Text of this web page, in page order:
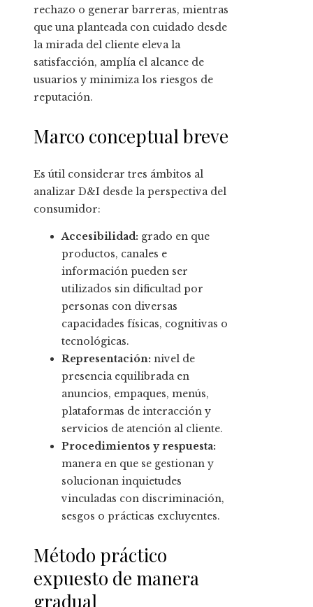
rechazo o generar barreras, mientras
que una planteada con cuidado desde
la mirada del cliente eleva la
satisfacción, amplía el alcance de
usuarios y minimiza los riesgos de
reputación.
Marco conceptual breve
Es útil considerar tres ámbitos al
analizar D&I desde la perspectiva del
consumidor:
Accesibilidad: grado en que
productos, canales e
información pueden ser
utilizados sin dificultad por
personas con diversas
capacidades físicas, cognitivas o
tecnológicas.
Representación: nivel de
presencia equilibrada en
anuncios, empaques, menús,
plataformas de interacción y
servicios de atención al cliente.
Procedimientos y respuesta:
manera en que se gestionan y
solucionan inquietudes
vinculadas con discriminación,
sesgos o prácticas excluyentes.
Método práctico
expuesto de manera
gradual